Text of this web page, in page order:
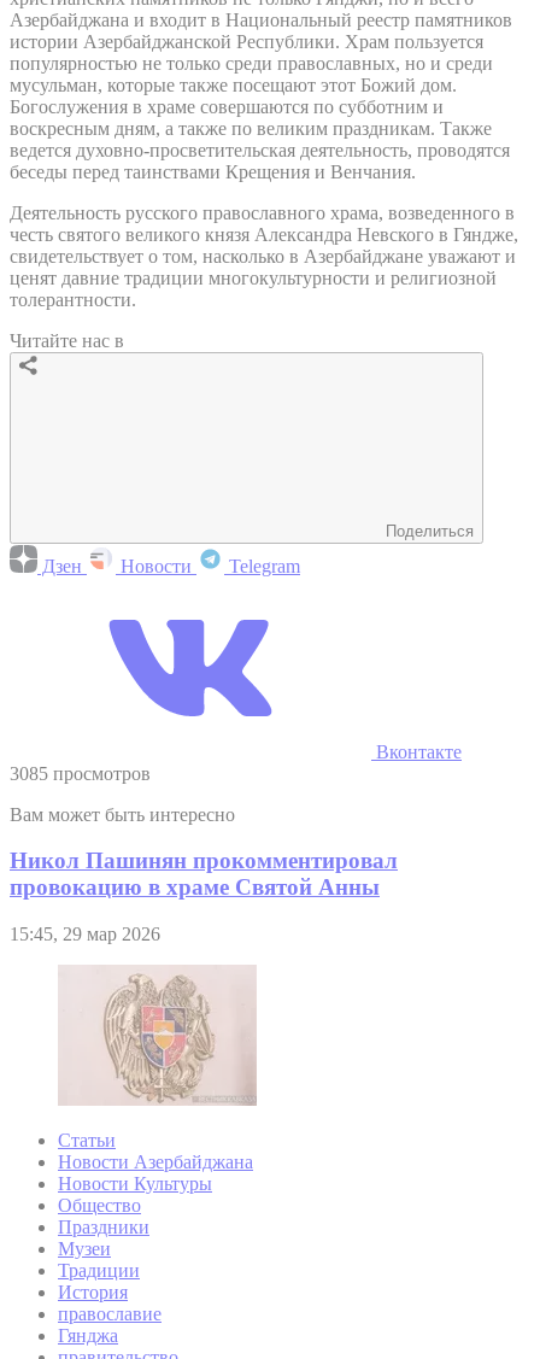
Азербайджана и входит в Национальный реестр памятников
истории Азербайджанской Республики. Храм пользуется
популярностью не только среди православных, но и среди
мусульман, которые также посещают этот Божий дом.
Богослужения в храме совершаются по субботним и
воскресным дням, а также по великим праздникам. Также
ведется духовно-просветительская деятельность, проводятся
беседы перед таинствами Крещения и Венчания.
Деятельность русского православного храма, возведенного в
честь святого великого князя Александра Невского в Гяндже,
свидетельствует о том, насколько в Азербайджане уважают и
ценят давние традиции многокультурности и религиозной
толерантности.
Читайте нас в
Поделиться
Дзен Новости Telegram
Вконтакте
3085 просмотров
Вам может быть интересно
Никол Пашинян прокомментировал
провокацию в храме Святой Анны
15:45, 29 мар 2026
Статьи
Новости Азербайджана
Новости Культуры
Общество
Праздники
Музеи
Традиции
История
православие
Гянджа